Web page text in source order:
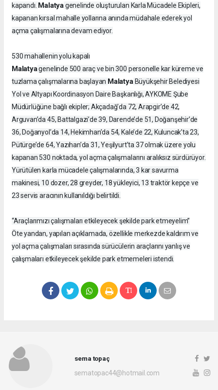
kapandı. Malatyagenelinde oluşturulan Karla Mücadele Ekipleri,
kapanan kırsal mahalle yollarına anında müdahale ederek yol
açma çalışmalarına devam ediyor.
530 mahallenin yolu kapalı
Malatyagenelinde 500 araç ve bin 300 personelle kar küreme ve
tuzlama çalışmalarına başlayan MalatyaBüyükşehir Belediyesi
Yol ve Altyapı Koordinasyon Daire Başkanlığı, AYKOME Şube
Müdürlüğüne bağlı ekipler; Akçadağ’da 72, Arapgir’de 42,
Arguvan’da 45, Battalgazi’de 39, Darende’de 51, Doğanşehir’de
36, Doğanyol’da 14, Hekimhan’da 54, Kale’de 22, Kuluncak’ta 23,
Pütürge’de 64, Yazıhan’da 31, Yeşilyurt’ta 37 olmak üzere yolu
kapanan 530 noktada, yol açma çalışmalarını aralıksız sürdürüyor.
Yürütülen karla mücadele çalışmalarında, 3 kar savurma
makinesi, 10 dozer, 28 greyder, 18 yükleyici, 13 traktör kepçe ve
23 servis aracının kullanıldığı belirtildi.
“Araçlarımızı çalışmaları etkileyecek şekilde park etmeyelim”
Öte yandan, yapılan açıklamada, özellikle merkezde kaldırım ve
yol açma çalışmaları sırasında sürücülerin araçlarını yanlış ve
çalışmaları etkileyecek şekilde park etmemeleri istendi.
sema topaç
sematopac44@hotmail.com